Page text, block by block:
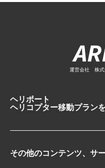
運営会社 株式
ヘリポート
ヘリコプター移動プラン
その他のコンテンツ、サ